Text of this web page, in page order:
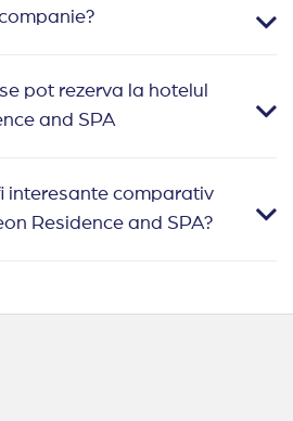
pot rezerva la hotelul
and SPA
interesante comparativ
Residence and SPA?